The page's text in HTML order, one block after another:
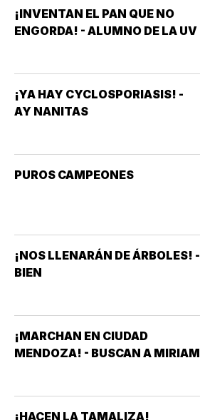
¡INVENTAN EL PAN QUE NO
ENGORDA! - ALUMNO DE LA UV
¡YA HAY CYCLOSPORIASIS! -
AY NANITAS
PUROS CAMPEONES
¡NOS LLENARÁN DE ÁRBOLES! -
BIEN
¡MARCHAN EN CIUDAD
MENDOZA! - BUSCAN A MIRIAM
¡HACEN LA TAMALIZA!